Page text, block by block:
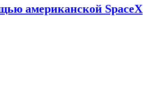
американской SpaceX